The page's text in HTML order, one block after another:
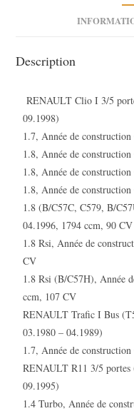
Volvo
460
480
1.7
Description
RENAULT Clio I 3/5
09.1998)
1.7, Année de
1.8, Année de
1.8, Année de
1.8, Année de
1.8 (B/C57C, C579, B/
04.1996, 1794 ccm, 90 CV
1.8 Rsi, Année de
CV
1.8 Rsi (B/C57H), Année
ccm, 107 CV
RENAULT Trafic I Bus
03.1980 – 04.1989)
1.7, Année de
RENAULT R11 3/5 portes
09.1995)
1.4 Turbo, Année de